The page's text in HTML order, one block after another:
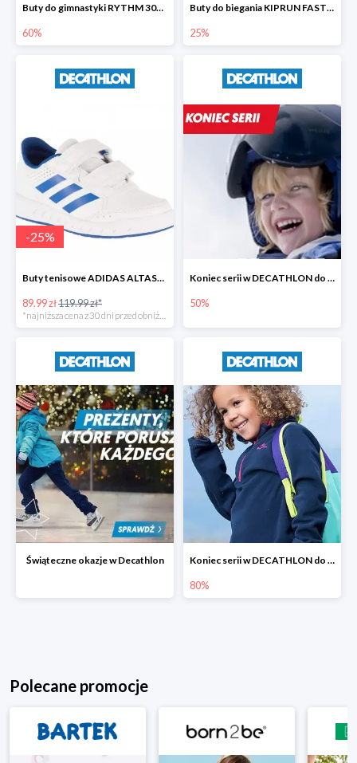
Buty do gimnastyki RYTHM 300 dla dzieci DOMYOS
60%
Buty do biegania KIPRUN FAST dla dzieci KALENJI
25%
-25%
Buty tenisowe ADIDAS ALTASPORT dla dzieci
89.99 zł119.99 zł*
*najniższa cena z 30 dni przed obniżką
Koniec serii w DECATHLON do -50%
50%
Świąteczne okazje w Decathlon Koniec serii w DECATHLON do -80%
80%
Polecane promocje